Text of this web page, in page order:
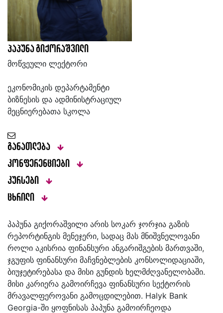
პაპუნა გიქორაშვილი
მოწვეული ლექტორი
ეკონომიკის დეპარტამენტი
ბიზნესის და ადმინისტრაციულ
მეცნიერებათა სკოლა
განათლება
კონფერენციები
კურსები
ცხრილი
პაპუნა გიქორაშვილი არის სოკარ ჯორჯია გაზის
რეპორტინგის მენეჯერი, სადაც მას მნიშვნელოვანი
როლი აკისრია ფინანსური ანგარიშგების მართვაში,
ჯგუფის ფინანსური მაჩვნებლების კონსოლიდაციაში,
ბიუჯეტირებასა და მისი გუნდის ხელმძღვანელობაში.
მისი კარიერა გამოირჩევა ფინანსური სექტორის
მრავალფეროვანი გამოცდილებით. Halyk Bank
Georgia-ში ყოფნისას პაპუნა გამოირჩეოდა